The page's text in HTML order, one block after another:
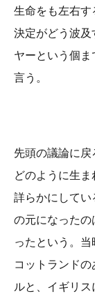
生命をも左右す
決定がどう波及
ヤーという個
言う。
先頭の議論に
どのように生
詳らかにしてい
の元になった
ったという。
コットランド
ルと、イギリ